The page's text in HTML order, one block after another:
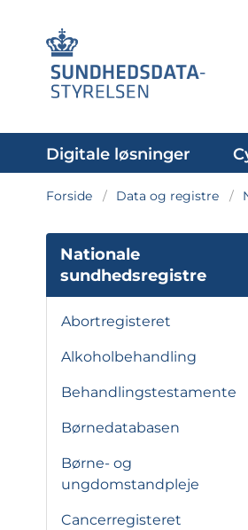
Digitale løsninger
Forside Data og registre
Nationale
sundhedsregistre
Abortregisteret
Alkoholbehandling
Behandlingstestamente
Børnedatabasen
Børne- og
ungdomstandpleje
Cancerregisteret